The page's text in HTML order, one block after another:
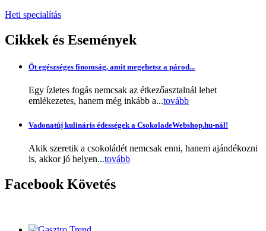
Heti specialítás
Cikkek és Események
Öt egészséges finomság, amit megehetsz a párod...
Egy ízletes fogás nemcsak az étkezőasztalnál lehet
emlékezetes, hanem még inkább a...tovább
Vadonatúj kulináris édességek a CsokoladeWebshop.hu-nál!
Akik szeretik a csokoládét nemcsak enni, hanem ajándékozni
is, akkor jó helyen...tovább
Facebook Követés